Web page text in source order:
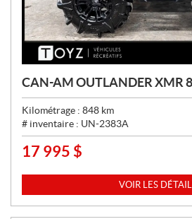
CAN-AM OUTLANDER XMR
Kilométrage : 848 km
# inventaire : UN-2383A
P
X
17 995 $
VOIR LES